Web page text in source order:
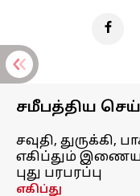
சமீபத்திய
சவுதி,
எகிப்தும் இணைய
புது பரபரப்பு
எகிப்து